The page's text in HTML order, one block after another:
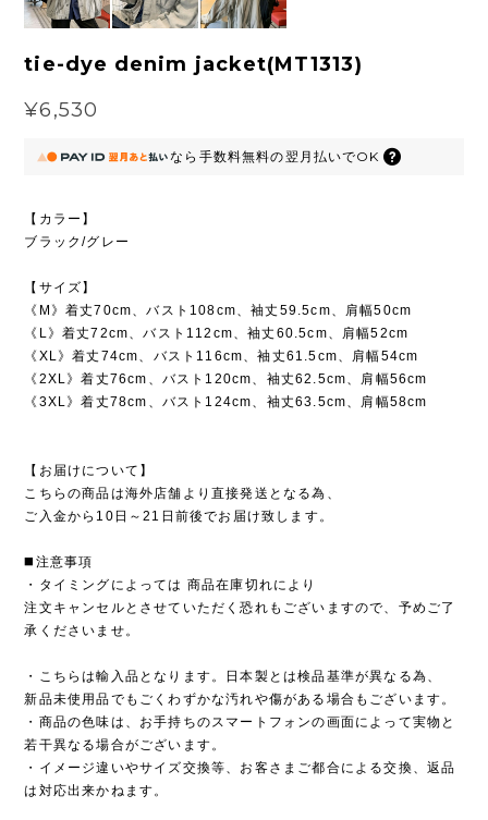
tie-dye denim jacket(MT1313)
¥6,530
なら 手数料無料の翌月払いでOK
【カラー】
ブラック/グレー
【サイズ】
《M》着丈70cm、バスト108cm、袖丈59.5cm、肩幅50cm
《L》着丈72cm、バスト112cm、袖丈60.5cm、肩幅52cm
《XL》着丈74cm、バスト116cm、袖丈61.5cm、肩幅54cm
《2XL》着丈76cm、バスト120cm、袖丈62.5cm、肩幅56cm
《3XL》着丈78cm、バスト124cm、袖丈63.5cm、肩幅58cm
【お届けについて】
こちらの商品は海外店舗より直接発送となる為、
ご入金から10日～21日前後でお届け致します。
◼️注意事項
・タイミングによっては 商品在庫切れにより
注文キャンセルとさせていただく恐れもございますので、予めご了
承くださいませ。
・こちらは輸入品となります。日本製とは検品基準が異なる為、
新品未使用品でもごくわずかな汚れや傷がある場合もございます。
・商品の色味は、お手持ちのスマートフォンの画面によって実物と
若干異なる場合がございます。
・イメージ違いやサイズ交換等、お客さまご都合による交換、返品
は対応出来かねます。